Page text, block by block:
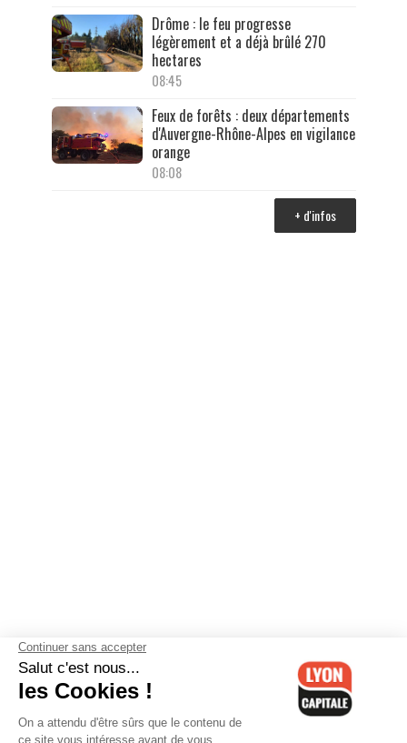
Drôme : le feu progresse
légèrement et a déjà brûlé 270
hectares
08:45
Feux de forêts : deux départements
d'Auvergne-Rhône-Alpes en vigilance
orange
08:08
+ d'infos